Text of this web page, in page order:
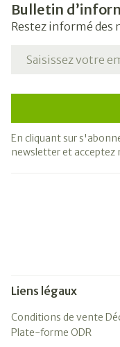
Bulletin
Restez informé
Adresse mail
En cliquant sur
newsletter et acceptez
Liens légaux
Conditions de vente
Plate-forme ODR